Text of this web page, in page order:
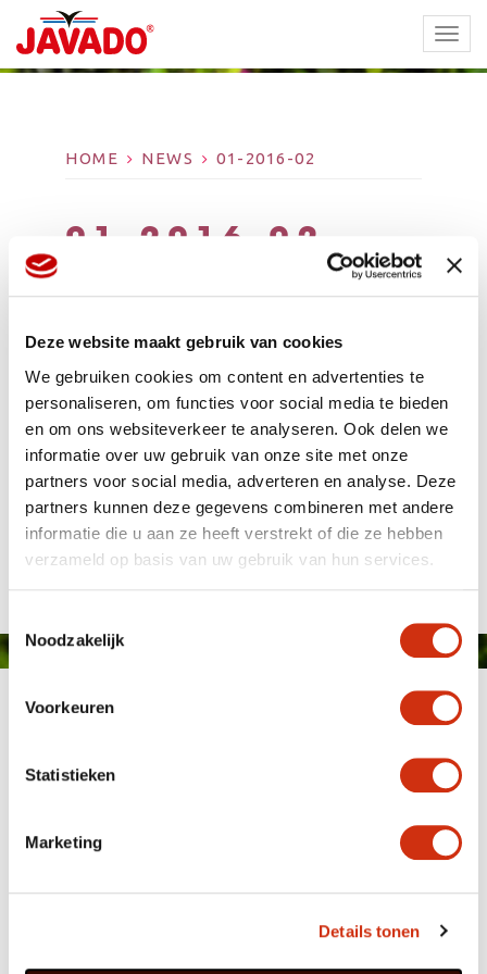
Deze website maakt gebruik van cookies
We gebruiken cookies om content en advertenties te
personaliseren, om functies voor social media te bieden
en om ons websiteverkeer te analyseren. Ook delen we
informatie over uw gebruik van onze site met onze
partners voor social media, adverteren en analyse. Deze
partners kunnen deze gegevens combineren met andere
informatie die u aan ze heeft verstrekt of die ze hebben
verzameld op basis van uw gebruik van hun services.
Noodzakelijk
Voorkeuren
Statistieken
Marketing
Details tonen
HOME NEWS 01-2016-02
01-2016-02
Gepubliceerd op: 30 december 2015
MEMBER OF GROUP
HOME WEBSHOP